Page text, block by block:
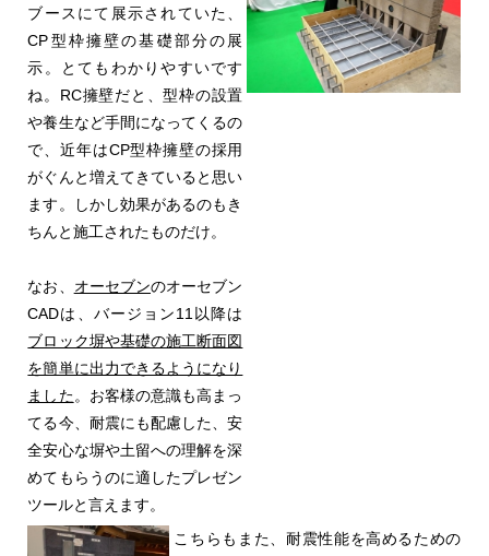
ブースにて展示されていた、
CP型枠擁壁の基礎部分の展
示。とてもわかりやすいです
ね。RC擁壁だと、型枠の設置
や養生など手間になってくるの
で、近年はCP型枠擁壁の採用
がぐんと増えてきていると思い
ます。しかし効果があるのもき
ちんと施工されたものだけ。
なお、 オーセブンのオーセブン
CADは、バージョン11以降は
ブロック塀や基礎の施工断面図
を簡単に出力できるようになり
ました。お客様の意識も高まっ
てる今、耐震にも配慮した、安
全安心な塀や土留への理解を深
めてもらうのに適したプレゼン
ツールと言えます。
こちらもまた、耐震性能を高めるための